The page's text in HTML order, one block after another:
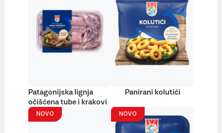
Patagonijska lignja
očišćena tube i krakovi
Panirani kolutići
NOVO NOVO